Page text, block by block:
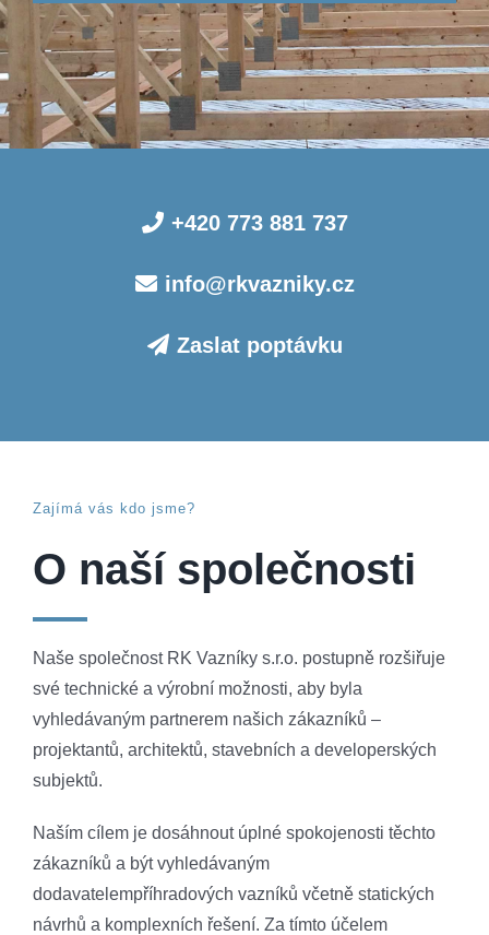
+420 773 881 737
info@rkvazniky.cz
Zaslat poptávku
Zajímá vás kdo jsme?
O naší společnosti
Naše společnost RK Vazníky s.r.o. postupně rozšiřuje
své technické a výrobní možnosti, aby byla
vyhledávaným partnerem našich zákazníků –
projektantů, architektů, stavebních a developerských
subjektů.
Naším cílem je dosáhnout úplné spokojenosti těchto
zákazníků a být vyhledávaným
dodavatelempříhradových vazníků včetně statických
návrhů a komplexních řešení. Za tímto účelem